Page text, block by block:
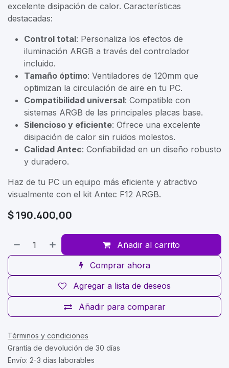
excelente disipación de calor. Características
destacadas:
Control total: Personaliza los efectos de
iluminación ARGB a través del controlador
incluido.
Tamaño óptimo: Ventiladores de 120mm que
optimizan la circulación de aire en tu PC.
Compatibilidad universal: Compatible con
sistemas ARGB de las principales placas base.
Silencioso y eficiente: Ofrece una excelente
disipación de calor sin ruidos molestos.
Calidad Antec: Confiabilidad en un diseño robusto
y duradero.
Haz de tu PC un equipo más eficiente y atractivo
visualmente con el kit Antec F12 ARGB.
$190.400,00
Añadir al carrito
Comprar ahora
Añadir para comparar
Agregar a lista de deseos
Términos y condiciones
Grantía de devolución de 30 días
Envío: 2-3 días laborables